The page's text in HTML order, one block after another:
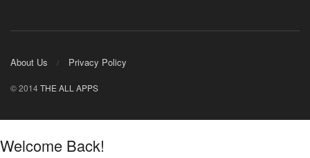
About Us Privacy Policy
© 2014THE ALL APPS
Welcome Back!